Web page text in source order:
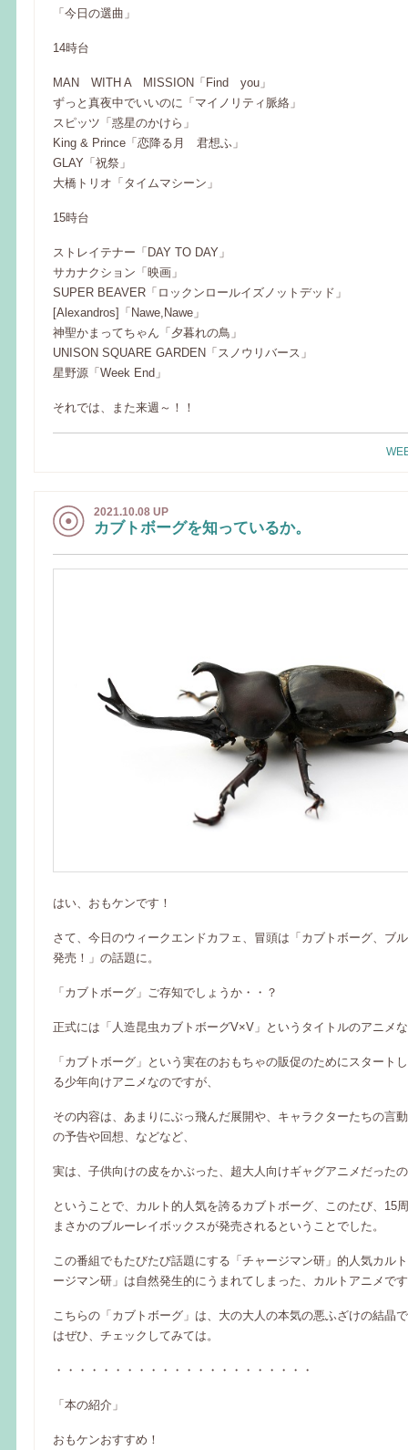
「今日の選曲」
14時台
MAN WITH A MISSION「Find you」
ずっと真夜中でいいのに「マイノリティ脈絡」
スピッツ「惑星のかけら」
King & Prince「恋降る月 君想ふ」
GLAY「祝祭」
大橋トリオ「タイムマシーン」
15時台
ストレイテナー「DAY TO DAY」
サカナクション「映画」
SUPER BEAVER「ロックンロールイズノットデッド」
[Alexandros]「Nawe,Nawe」
神聖かまってちゃん「夕暮れの鳥」
UNISON SQUARE GARDEN「スノウリバース」
星野源「Week End」
それでは、また来週～！！
2021.10.08 UP
カブトボーグを知っているか。
はい、おもケンです！
さて、今日のウィークエンドカフェ、冒頭は「カブトボーグ、ブ
発売！」の話題に。
「カブトボーグ」ご存知でしょうか・・？
正式には「人造昆虫カブトボーグV×V」というタイトルのアニメ
「カブトボーグ」という実在のおもちゃの販促のためにスタート
る少年向けアニメなのですが、
その内容は、あまりにぶっ飛んだ展開や、キャラクターたちの言
の予告や回想、などなど、
実は、子供向けの皮をかぶった、超大人向けギャグアニメだった
ということで、カルト的人気を誇るカブトボーグ、このたび、15
まさかのブルーレイボックスが発売されるということでした。
この番組でもたびたび話題にする「チャージマン研」的人気カル
ージマン研」は自然発生的にうまれてしまった、カルトアニメで
こちらの「カブトボーグ」は、大の大人の本気の悪ふざけの結晶
はぜひ、チェックしてみては。
・・・・・・・・・・・・・・・・・・・・・・
「本の紹介」
おもケンおすすめ！